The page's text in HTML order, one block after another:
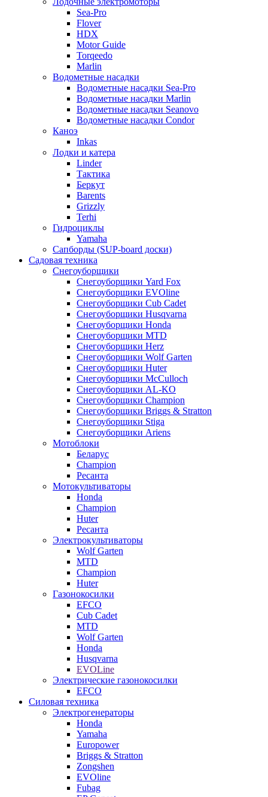
Sea-Pro
Flover
HDX
Motor Guide
Torqeedo
Marlin
Водометные насадки
Водометные насадки Sea-Pro
Водометные насадки Marlin
Водометные насадки Seanovo
Водометные насадки Condor
Каноэ
Inkas
Лодки и катера
Linder
Тактика
Беркут
Barents
Grizzly
Terhi
Гидроциклы
Yamaha
Сапборды (SUP-board доски)
Садовая техника
Снегоуборщики
Снегоуборщики Yard Fox
Снегоуборщики EVOline
Снегоуборщики Cub Cadet
Снегоуборщики Husqvarna
Снегоуборщики Honda
Снегоуборщики MTD
Снегоуборщики Herz
Снегоуборщики Wolf Garten
Снегоуборщики Huter
Снегоуборщики McCulloch
Снегоуборщики AL-KO
Снегоуборщики Champion
Снегоуборщики Briggs & Stratton
Снегоуборщики Stiga
Снегоуборщики Ariens
Мотоблоки
Беларус
Champion
Ресанта
Мотокультиваторы
Honda
Champion
Huter
Ресанта
Электрокультиваторы
Wolf Garten
MTD
Champion
Huter
Газонокосилки
EFCO
Cub Cadet
MTD
Wolf Garten
Honda
Husqvarna
EVOLine
Электрические газонокосилки
EFCO
Силовая техника
Электрогенераторы
Honda
Yamaha
Europower
Briggs & Stratton
Zongshen
EVOline
Fubag